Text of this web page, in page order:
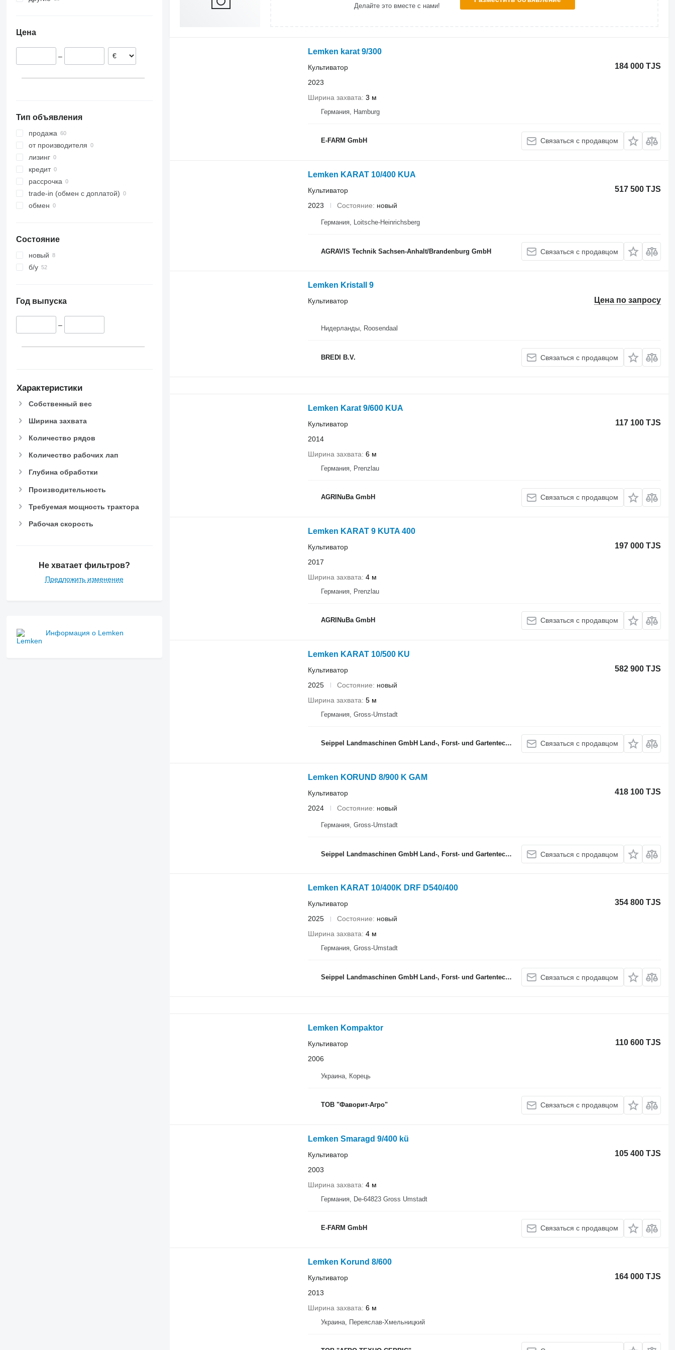
Латвия
Австрия
Цена
–
Тип объявления
продажа
от производителя
лизинг
кредит
рассрочка
trade-in (обмен с доплатой)
обмен
Состояние
новый
б/у
Год выпуска
–
Характеристики
Собственный вес
Ширина захвата
Количество рядов
Количество рабочих лап
Глубина обработки
Производительность
Требуемая мощность трактора
Рабочая скорость
Не хватает фильтров?
Предложить изменение
Информация о Lemken
Делайте это вместе с нами!
Lemken karat 9/300
184 000 TJS
Культиватор
2023
Ширина захвата 3 м
Германия, Hamburg
E-FARM GmbH Связаться с продавцом
Lemken KARAT 10/400 KUA
517 500 TJS
Культиватор
2023
Состояние новый
Германия, Loitsche-Heinrichsberg
AGRAVIS Technik Sachsen-Anhalt/Brandenburg GmbH Связаться с продавцом
Lemken Kristall 9
Цена по запросу
Культиватор
Нидерланды, Roosendaal
BREDI B.V. Связаться с продавцом
Lemken Karat 9/600 KUA
117 100 TJS
Культиватор
2014
Ширина захвата 6 м
Германия, Prenzlau
AGRINuBa GmbH Связаться с продавцом
Lemken KARAT 9 KUTA 400
197 000 TJS
Культиватор
2017
Ширина захвата 4 м
Германия, Prenzlau
AGRINuBa GmbH Связаться с продавцом
Lemken KARAT 10/500 KU
582 900 TJS
Культиватор
2025
Состояние
новый
Ширина захвата 5 м
Германия, Gross-Umstadt
Seippel Landmaschinen GmbH Land-, Forst- und Gartentechnik Связаться с продавцом
Lemken KORUND 8/900 K GAM
418 100 TJS
Культиватор
2024
Состояние новый
Германия, Gross-Umstadt
Seippel Landmaschinen GmbH Land-, Forst- und Gartentechnik Связаться с продавцом
Lemken KARAT 10/400K DRF D540/400
354 800 TJS
Культиватор
2025
Состояние
новый
Ширина захвата 4 м
Германия, Gross-Umstadt
Seippel Landmaschinen GmbH Land-, Forst- und Gartentechnik Связаться с продавцом
Lemken Kompaktor
110 600 TJS
Культиватор
2006
Украина, Корець
ТОВ "Фаворит-Агро" Связаться с продавцом
Lemken Smaragd 9/400 kü
105 400 TJS
Культиватор
2003
Ширина захвата 4 м
Германия, De-64823 Gross Umstadt
E-FARM GmbH Связаться с продавцом
Lemken Korund 8/600
164 000 TJS
Культиватор
2013
Ширина захвата 6 м
Украина, Переяслав-Хмельницкий